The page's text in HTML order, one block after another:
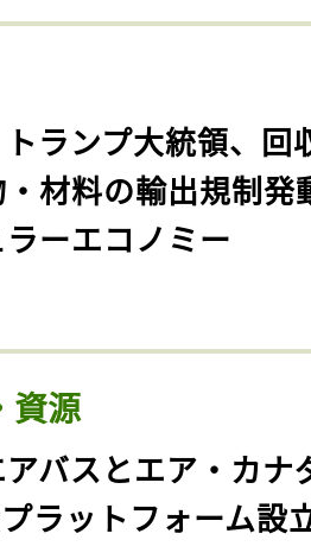
トランプ大統領、回
材料の輸出規制発
ーエコノミー
資源
アバスとエア・カナ
ラットフォーム設